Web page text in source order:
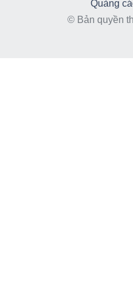
Quảng
© Bản quyền